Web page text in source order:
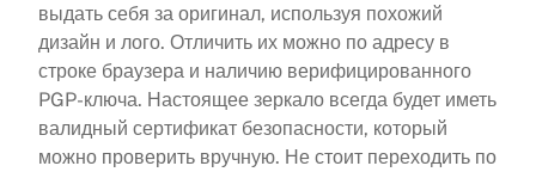
выдать себя за оригинал, используя похожий
дизайн и лого. Отличить их можно по адресу в
строке браузера и наличию верифицированного
PGP-ключа. Настоящее зеркало всегда будет иметь
валидный сертификат безопасности, который
можно проверить вручную. Не стоит переходить по